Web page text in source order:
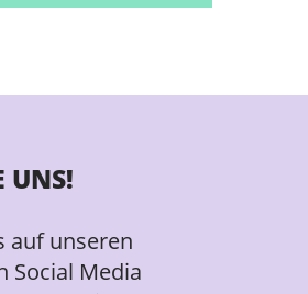
UNS!
auf unseren
Social Media